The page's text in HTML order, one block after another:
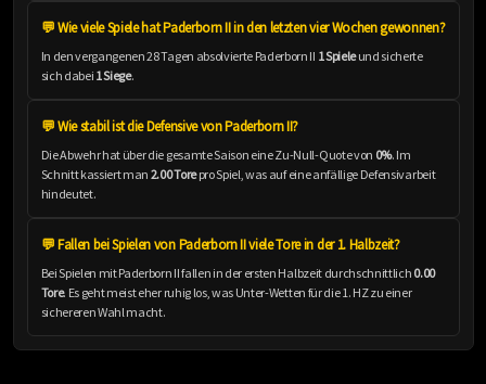
💬 Wie viele Spiele hat Paderborn II in den letzten vier Wochen gewonnen?
In den vergangenen 28 Tagen absolvierte Paderborn II 1 Spieleund sicherte
sich dabei 1 Siege.
💬 Wie stabil ist die Defensive von Paderborn II?
Die Abwehr hat über die gesamte Saison eine Zu-Null-Quote von 0%. Im
Schnitt kassiert man 2.00 Torepro Spiel, was auf eine anfällige Defensivarbeit
hindeutet.
💬 Fallen bei Spielen von Paderborn II viele Tore in der 1. Halbzeit?
Bei Spielen mit Paderborn II fallen in der ersten Halbzeit durchschnittlich 0.00
Tore. Es geht meist eher ruhig los, was Unter-Wetten für die 1. HZ zu einer
sichereren Wahl macht.